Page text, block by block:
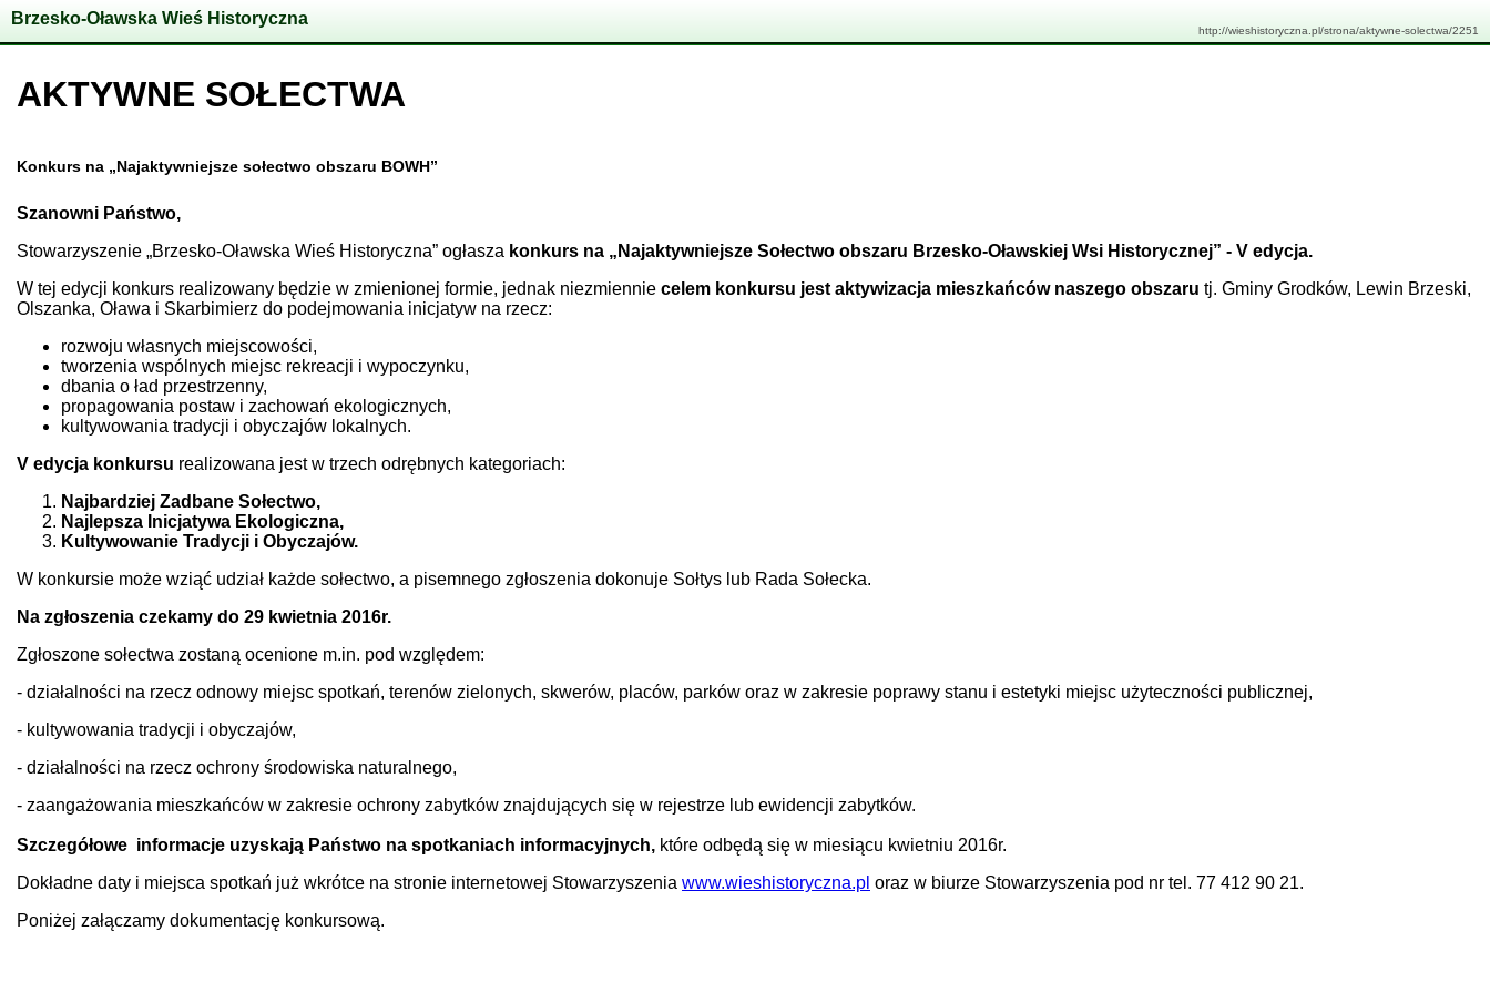
Brzesko-Oławska Wieś Historyczna
http://wieshistoryczna.pl/strona/aktywne-solectwa/2251
AKTYWNE SOŁECTWA
Konkurs na „Najaktywniejsze sołectwo obszaru BOWH”
Szanowni Państwo,
Stowarzyszenie „Brzesko-Oławska Wieś Historyczna” ogłasza konkurs na „Najaktywniejsze Sołectwo obszaru Brzesko-Oławskiej Wsi Historycznej” - V edycja.
W tej edycji konkurs realizowany będzie w zmienionej formie, jednak niezmiennie celem konkursu jest aktywizacja mieszkańców naszego obszaru tj. Gminy Grodków, Lewin Brzeski,
Olszanka, Oława i Skarbimierz do podejmowania inicjatyw na rzecz:
rozwoju własnych miejscowości,
tworzenia wspólnych miejsc rekreacji i wypoczynku,
dbania o ład przestrzenny,
propagowania postaw i zachowań ekologicznych,
kultywowania tradycji i obyczajów lokalnych.
V edycja konkursu realizowana jest w trzech odrębnych kategoriach:
Najbardziej Zadbane Sołectwo,
Najlepsza Inicjatywa Ekologiczna,
Kultywowanie Tradycji i Obyczajów.
W konkursie może wziąć udział każde sołectwo, a pisemnego zgłoszenia dokonuje Sołtys lub Rada Sołecka.
Na zgłoszenia czekamy do 29 kwietnia 2016r.
Zgłoszone sołectwa zostaną ocenione m.in. pod względem:
- działalności na rzecz odnowy miejsc spotkań, terenów zielonych, skwerów, placów, parków oraz w zakresie poprawy stanu i estetyki miejsc użyteczności publicznej,
- kultywowania tradycji i obyczajów,
- działalności na rzecz ochrony środowiska naturalnego,
- zaangażowania mieszkańców w zakresie ochrony zabytków znajdujących się w rejestrze lub ewidencji zabytków.
Szczegółowe informacje uzyskają Państwo na spotkaniach informacyjnych, które odbędą się w miesiącu kwietniu 2016r.
Dokładne daty i miejsca spotkań już wkrótce na stronie internetowej Stowarzyszenia www.wieshistoryczna.pl oraz w biurze Stowarzyszenia pod nr tel. 77 412 90 21.
Poniżej załączamy dokumentację konkursową.